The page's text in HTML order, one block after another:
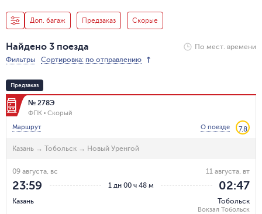
Доп. багаж Предзаказ Скорые
Найдено 3 поезда
По мест. времени
Фильтры
Сортировка: по отправлению
Предзаказ
№ 278Э
ФПК
Скорый
Маршрут
О поезде 7.8
Казань → Тобольск → Новый Уренгой
1 дн 00 ч 48 м
09 августа, вс
23:59
Казань
11 августа, вт
02:47
Тобольск
Вокзал Тобольск